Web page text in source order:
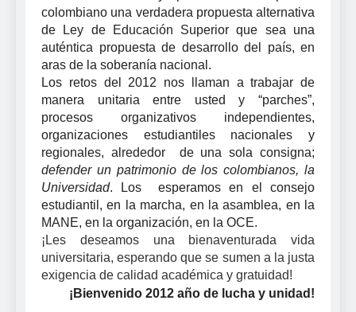
colombiano una verdadera propuesta alternativa
de Ley de Educación Superior que sea una
auténtica propuesta de desarrollo del país, en
aras de la soberanía nacional.
Los retos del 2012 nos llaman a trabajar de
manera unitaria entre usted y “parches”,
procesos organizativos independientes,
organizaciones estudiantiles nacionales y
regionales, alrededor de una sola consigna;
defender un patrimonio de los colombianos, la
Universidad. Los esperamos en el consejo
estudiantil, en la marcha, en la asamblea, en la
MANE, en la organización, en la OCE.
¡Les deseamos una bienaventurada vida
universitaria, esperando que se sumen a la justa
exigencia de calidad académica y gratuidad!
¡Bienvenido 2012 año de lucha y unidad!